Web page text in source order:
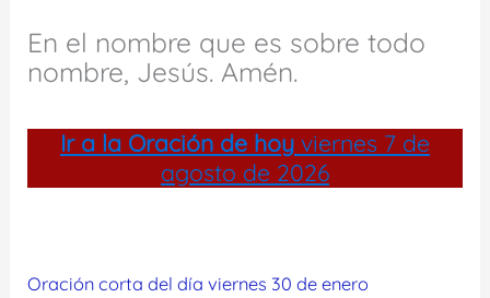
En el nombre que es sobre todo
nombre, Jesús. Amén.
Ir a la Oración de hoy viernes 7 de
agosto de 2026
Oración corta del día viernes 30 de enero